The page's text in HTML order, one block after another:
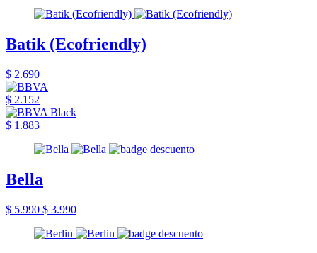
Batik (Ecofriendly)
$ 2.690
$ 2.152
$ 1.883
Bella
$ 5.990 $ 3.990